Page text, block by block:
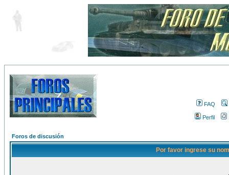
FAQ
Perfil
Foros de discusión
Por favor ingrese su